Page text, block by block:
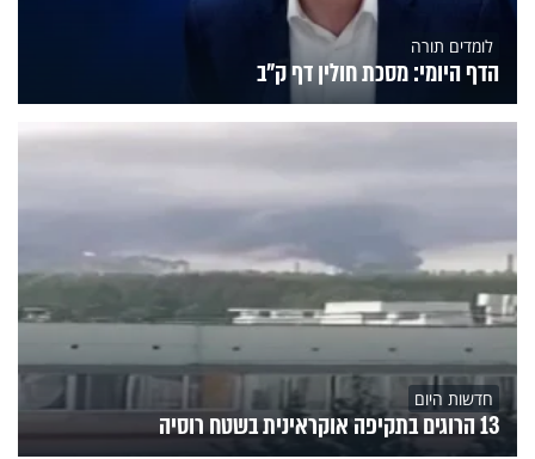
לומדים תורה
הדף היומי: מסכת חולין דף ק"ב
חדשות היום
13 הרוגים בתקיפה אוקראינית בשטח רוסיה